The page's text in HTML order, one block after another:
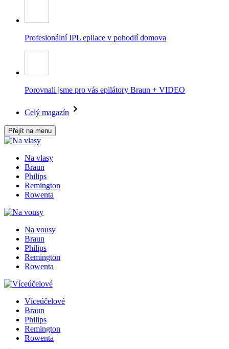
Profesionální IPL epilace v pohodlí domova
Porovnali jsme pro vás epilátory Braun + VIDEO
Celý magazín
Přejít na menu
Na vlasy
Braun
Philips
Remington
Rowenta
Na vousy
Braun
Philips
Remington
Rowenta
Víceúčelové
Braun
Philips
Remington
Rowenta